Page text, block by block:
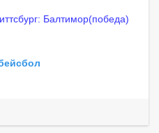
Балтимор(победа)